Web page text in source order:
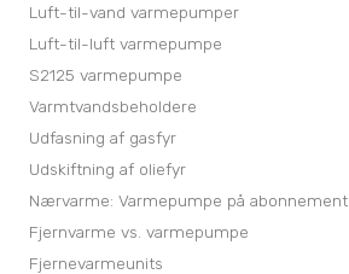
Luft-til-vand varmepumper
Luft-til-luft varmepumpe
S2125 varmepumpe
Varmtvandsbeholdere
Udfasning af gasfyr
Udskiftning af oliefyr
Nærvarme: Varmepumpe på abonnement
Fjernvarme vs. varmepumpe
Fjernevarmeunits